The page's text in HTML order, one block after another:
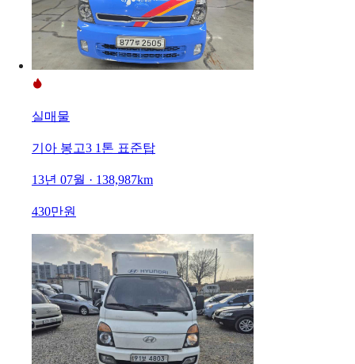
실매물
기아 봉고3 1톤 표준탑
13년 07월 · 138,987km
430만원